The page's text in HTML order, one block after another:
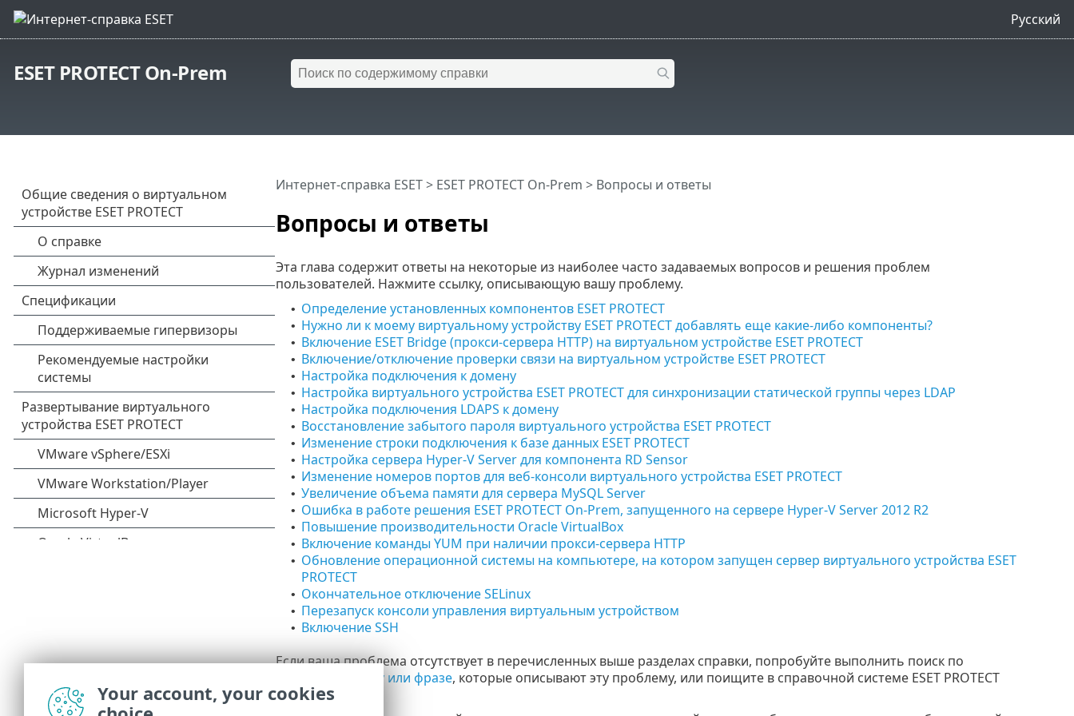
Русский
ESET PROTECT On-Prem
Вопросы и ответы
Интернет-справка ESET> ESET PROTECT On-Prem > Вопросы и ответы
Эта глава содержит ответы на некоторые из наиболее часто задаваемых вопросов и решения проблем
пользователей. Нажмите ссылку, описывающую вашу проблему.
• Определение установленных компонентов ESET PROTECT
• Нужно ли к моему виртуальному устройству ESET PROTECT добавлять еще какие-либо компоненты?
• Включение ESET Bridge (прокси-сервера HTTP) на виртуальном устройстве ESET PROTECT
• Включение/отключение проверки связи на виртуальном устройстве ESET PROTECT
• Настройка подключения к домену
• Настройка виртуального устройства ESET PROTECT для синхронизации статической группы через LDAP
• Настройка подключения LDAPS к домену
• Восстановление забытого пароля виртуального устройства ESET PROTECT
• Изменение строки подключения к базе данных ESET PROTECT
• Настройка сервера Hyper-V Server для компонента RD Sensor
• Изменение номеров портов для веб-консоли виртуального устройства ESET PROTECT
• Увеличение объема памяти для сервера MySQL Server
• Ошибка в работе решения ESET PROTECT On-Prem, запущенного на сервере Hyper-V Server 2012 R2
• Повышение производительности Oracle VirtualBox
• Включение команды YUM при наличии прокси-сервера HTTP
• Обновление операционной системы на компьютере, на котором запущен сервер виртуального устройства ESET
PROTECT
• Окончательное отключение SELinux
• Перезапуск консоли управления виртуальным устройством
• Включение SSH
Если ваша проблема отсутствует в перечисленных выше разделах справки, попробуйте выполнить поиск по
ключевому слову или фразе, которые описывают эту проблему, или поищите в справочной системе ESET PROTECT
On-Prem.
Your account, your cookies